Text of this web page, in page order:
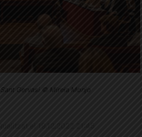
Gervasi © Mireia Monjo